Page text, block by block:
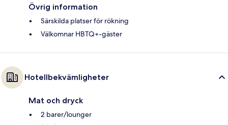
Övrig information
Särskilda platser för rökning
Välkomnar HBTQ+-gäster
Hotellbekvämligheter
Mat och dryck
2 barer/lounger